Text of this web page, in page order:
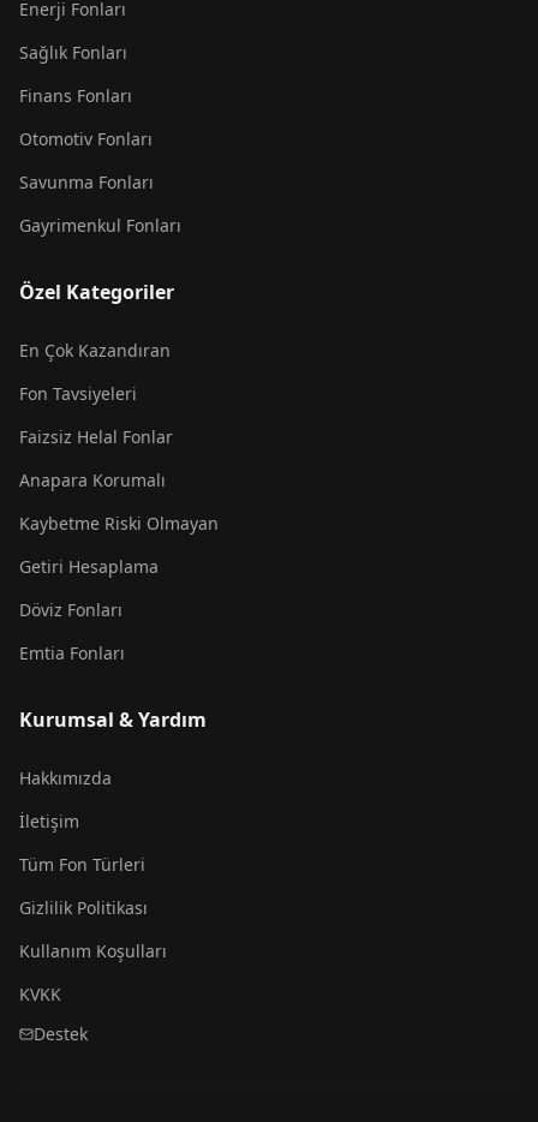
Enerji Fonları
Sağlık Fonları
Finans Fonları
Otomotiv Fonları
Savunma Fonları
Gayrimenkul Fonları
Özel Kategoriler
En Çok Kazandıran
Fon Tavsiyeleri
Faizsiz Helal Fonlar
Anapara Korumalı
Kaybetme Riski Olmayan
Getiri Hesaplama
Döviz Fonları
Emtia Fonları
Kurumsal & Yardım
Hakkımızda
İletişim
Tüm Fon Türleri
Gizlilik Politikası
Kullanım Koşulları
KVKK
Destek